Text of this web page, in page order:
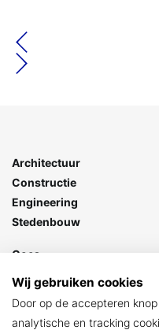
Architectuur
Constructie
Engineering
Stedenbouw
Goes
4462 DZ Goes
> Contact
Wij gebruiken cookies
Door op de accepteren
analytische en tracking